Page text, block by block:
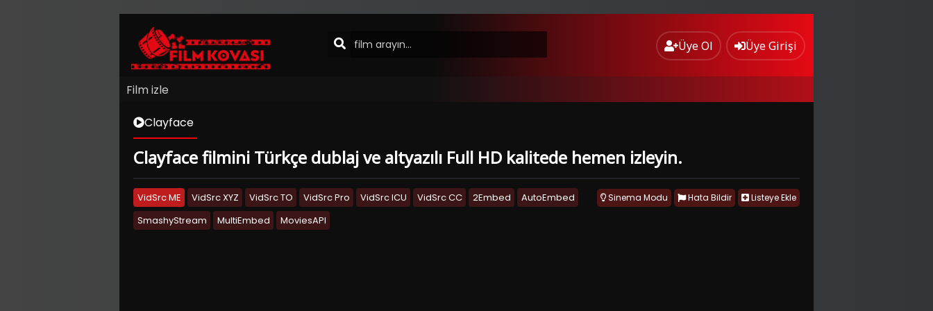
Üye Ol Üye Girişi
Film izle
Clayface
Clayface filmini Türkçe dublaj ve altyazılı Full HD kalitede hemen izleyin.
VidSrc ME VidSrc XYZ VidSrc TO VidSrc Pro VidSrc ICU VidSrc CC 2Embed
AutoEmbed
SmashyStream
MultiEmbed MoviesAPI
Listeye Ekle
Hata Bildir
Sinema Modu